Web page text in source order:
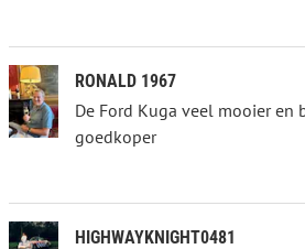
RONALD 1967
De Ford Kuga veel mooier en
goedkoper
HIGHWAYKNIGHT0481